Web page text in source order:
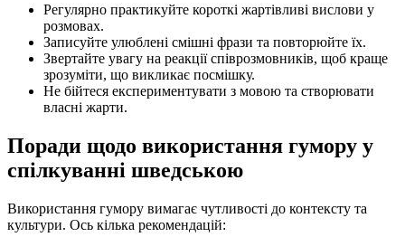
Регулярно практикуйте короткі жартівливі вислови у
розмовах.
Записуйте улюблені смішні фрази та повторюйте їх.
Звертайте увагу на реакції співрозмовників, щоб краще
зрозуміти, що викликає посмішку.
Не бійтеся експериментувати з мовою та створювати
власні жарти.
Поради щодо використання гумору у
спілкуванні шведською
Використання гумору вимагає чутливості до контексту та
культури. Ось кілька рекомендацій: